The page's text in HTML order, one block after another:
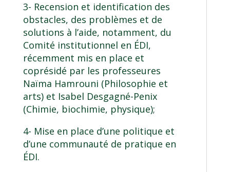
3- Recension et identification des
obstacles, des problèmes et de
solutions à l’aide, notamment, du
Comité institutionnel en ÉDI,
récemment mis en place et
coprésidé par les professeures
Naïma Hamrouni (Philosophie et
arts) et Isabel Desgagné-Penix
(Chimie, biochimie, physique);
4- Mise en place d’une politique et
d’une communauté de pratique en
ÉDI.